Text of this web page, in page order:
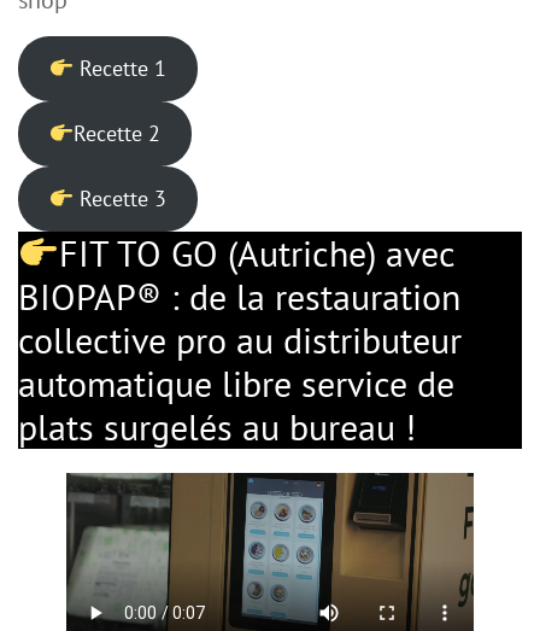
Recette 1
Recette 2
Recette 3
FIT TO GO (Autriche) avec
BIOPAP® : de la restauration
collective pro au distributeur
automatique libre service de
plats surgelés au bureau !